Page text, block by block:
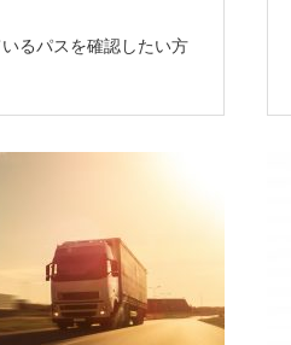
るパスを確認したい方